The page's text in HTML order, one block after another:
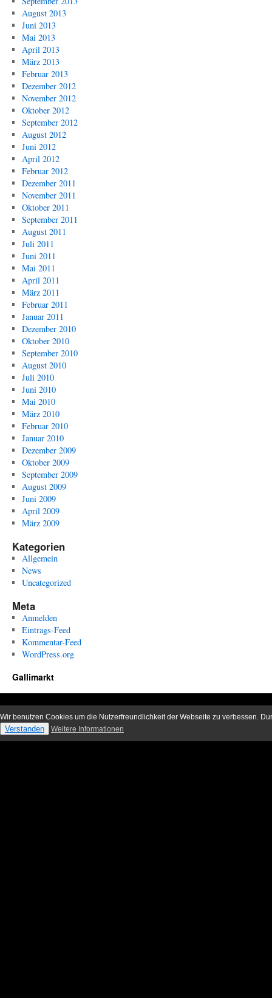
August 2013
Juni 2013
Mai 2013
April 2013
März 2013
Februar 2013
Dezember 2012
November 2012
Oktober 2012
September 2012
August 2012
Juni 2012
April 2012
Februar 2012
Dezember 2011
November 2011
Oktober 2011
September 2011
August 2011
Juli 2011
Juni 2011
Mai 2011
April 2011
März 2011
Februar 2011
Januar 2011
Dezember 2010
Oktober 2010
September 2010
August 2010
Juli 2010
Juni 2010
Mai 2010
März 2010
Februar 2010
Januar 2010
Dezember 2009
Oktober 2009
September 2009
August 2009
Juni 2009
April 2009
März 2009
Kategorien
Allgemein
News
Uncategorized
Meta
Anmelden
Eintrags-Feed
Kommentar-Feed
WordPress.org
Gallimarkt
Wir benutzen Cookies um die Nutzerfreundlichkeit der Webseite zu verbessen.
Verstanden Weitere Informationen